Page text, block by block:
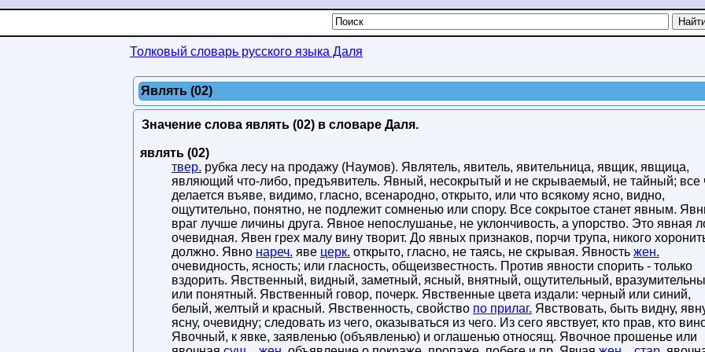
Толковый словарь русского языка Даля
Являть (02)
Значение слова являть (02) в словаре Даля.
являть (02)
твер. рубка лесу на продажу (Наумов). Являтель, явитель, явительница, явщик, явщица,
являющий что-либо, предъявитель. Явный, несокрытый и не скрываемый, не тайный; все
делается въяве, видимо, гласно, всенародно, открыто, или что всякому ясно, видно,
ощутительно, понятно, не подлежит сомненью или спору. Все сокрытое станет явным.
враг лучше личины друга. Явное непослушанье, не уклончивость, а упорство. Это явная
очевидная. Явен грех малу вину творит. До явных признаков, порчи трупа, никого
должно. Явно нареч. яве церк. открыто, гласно, не таясь, не скрывая. Явность жен.
очевидность, ясность; или гласность, общеизвестность. Против явности спорить - только
вздорить. Явственный, видный, заметный, ясный, внятный, ощутительный,
или понятный. Явственный говор, почерк. Явственные цвета издали: черный или синий,
белый, желтый и красный. Явственность, свойство по прилаг. Явствовать, быть видну,
ясну, очевидну; следовать из чего, оказываться из чего. Из сего явствует, кто прав, кто
Явочный, к явке, заявленью (объявленью) и оглашенью относящ. Явочное прошенье или